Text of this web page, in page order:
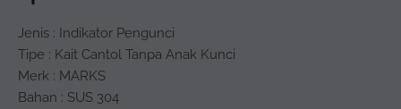
Jenis : Indikator Pengunci
Tipe : Kait Cantol Tanpa Anak Kunci
Merk : MARKS
Bahan : SUS 304